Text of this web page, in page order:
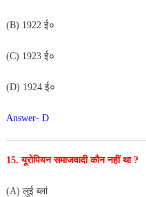
(B) 1922 ई०
(C) 1923 ई०
(D) 1924 ई०
Answer- D
15. यूरोपियन समाजवादी कौन नहीं था ?
(A) लुई ब्लां